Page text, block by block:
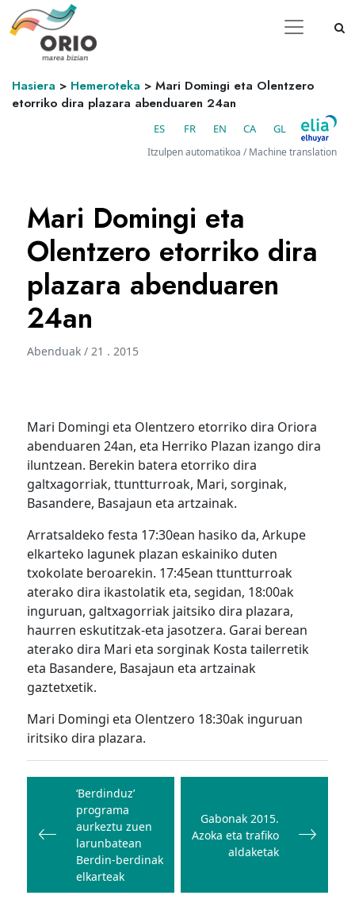
Hasiera > Hemeroteka > Mari Domingi eta Olentzero
etorriko dira plazara abenduaren 24an
ES FR EN CA GL
Itzulpen automatikoa / Machine translation
Mari Domingi eta
Olentzero etorriko dira
plazara abenduaren
24an
Abenduak / 21 . 2015
Mari Domingi eta Olentzero etorriko dira Oriora
abenduaren 24an, eta Herriko Plazan izango dira
iluntzean. Berekin batera etorriko dira
galtxagorriak, ttuntturroak, Mari, sorginak,
Basandere, Basajaun eta artzainak.
Arratsaldeko festa 17:30ean hasiko da, Arkupe
elkarteko lagunek plazan eskainiko duten
txokolate beroarekin. 17:45ean ttuntturroak
aterako dira ikastolatik eta, segidan, 18:00ak
inguruan, galtxagorriak jaitsiko dira plazara,
haurren eskutitzak-eta jasotzera. Garai berean
aterako dira Mari eta sorginak Kosta tailerretik
eta Basandere, Basajaun eta artzainak
gaztetxetik.
Mari Domingi eta Olentzero 18:30ak inguruan
iritsiko dira plazara.
Bidalketetan
zehar
nabigatu
‘Berdinduz’
programa
aurkeztu zuen
larunbatean
Berdin-berdinak
elkarteak
Gabonak 2015.
Azoka eta trafiko
aldaketak